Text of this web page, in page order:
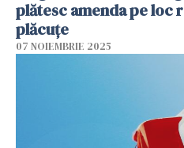
plătesc amenda pe loc
plăcuțe
07 NOIEMBRIE 2025